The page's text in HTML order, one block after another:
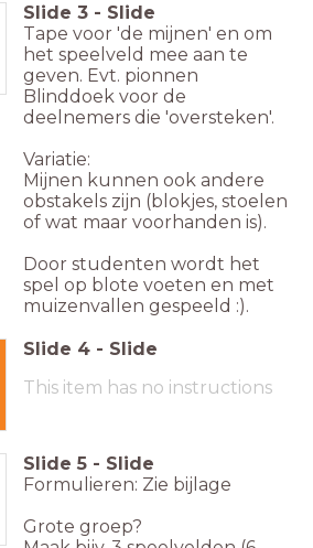
Slide 3 - Slide
Tape voor 'de mijnen' en om
het speelveld mee aan te
geven. Evt. pionnen
Blinddoek voor de
deelnemers die 'oversteken'.
Variatie:
Mijnen kunnen ook andere
obstakels zijn (blokjes, stoelen
of wat maar voorhanden is).
Door studenten wordt het
spel op blote voeten en met
muizenvallen gespeeld :).
Slide 4 - Slide
This item has no instructions
Slide 5 - Slide
Formulieren: Zie bijlage
Grote groep?